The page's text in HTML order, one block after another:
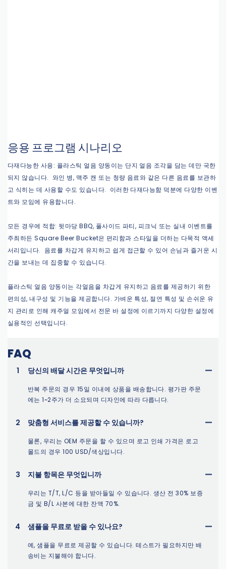
응용 프로그램 시나리오
다재다능한 사용: 플라스틱 얼음 양동이는 단지 얼음 조각을 담는 데만 국한
되지 않습니다. 와인 병, 맥주 캔 또는 청량 음료와 같은 다른 음료를 보관하
고 식히는 데 사용할 수도 있습니다. 이러한 다재다능함 덕분에 다양한 이벤
트와 모임에 유용합니다.
모든 경우에 적합: 뒷마당 BBQ, 풀사이드 파티, 피크닉 또는 실내 이벤트를
주최하든 Square Beer Bucket은 편리함과 스타일을 더하는 다목적 액세
서리입니다. 음료를 차갑게 유지하고 쉽게 접근할 수 있어 손님과 즐거운 시
간을 보내는 데 집중할 수 있습니다.
플라스틱 얼음 양동이는 각얼음을 차갑게 유지하고 음료를 제공하기 위한
편의성, 내구성 및 기능을 제공합니다. 가벼운 특성, 절연 특성 및 손쉬운 유
지 관리로 인해 캐주얼 모임에서 전문 바 설정에 이르기까지 다양한 설정에
실용적인 선택입니다.
FAQ
1 당신의 배달 시간은 무엇입니까
반복 주문의 경우 15일 이내에 상품을 배송합니다. 평가판 주문
에는 1~2주가 더 소요되며 디자인에 따라 다릅니다.
2 맞춤형 서비스를 제공할 수 있습니까?
물론, 우리는 OEM 주문을 할 수 있으며 로고 인쇄 가격은 로고
몰드의 경우 100 USD/색상입니다.
3 지불 항목은 무엇입니까
우리는 T/T, L/C 등을 받아들일 수 있습니다. 생산 전 30% 보증
금 및 B/L 사본에 대한 잔액 70%.
4 샘플을 무료로 받을 수 있나요?
예, 샘플을 무료로 제공할 수 있습니다. 테스트가 필요하지만 배
송비는 지불해야 합니다.